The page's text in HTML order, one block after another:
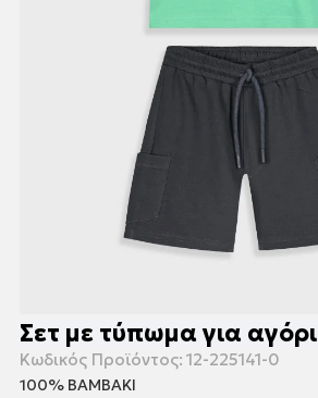
Σετ με τύπωμα για
Κωδικός Προϊόντος: 12-225141-0
100% ΒΑΜΒΑΚΙ